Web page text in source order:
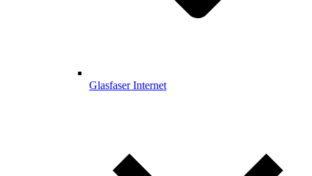
Glasfaser Internet